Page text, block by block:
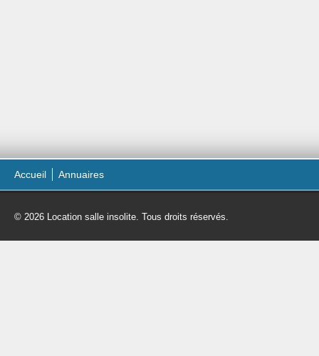
Accueil Annuaires
© 2026 Location salle insolite. Tous droits réservés.